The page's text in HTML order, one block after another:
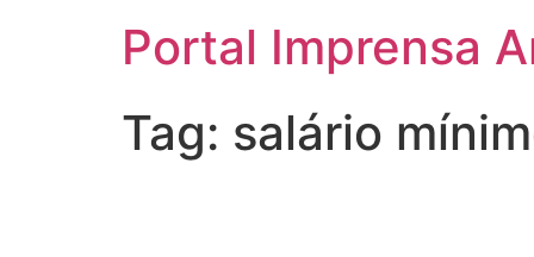
Portal Imprensa
Tag: salário